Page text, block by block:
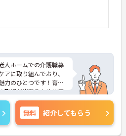
人ホームでの介護職募
に取り組んでおり、
力のひとつです！育児
取得が出来るため出産
ジに応じて柔軟に働け
、面接のポイントな
すのでお気軽にご相談
無料 紹介してもらう